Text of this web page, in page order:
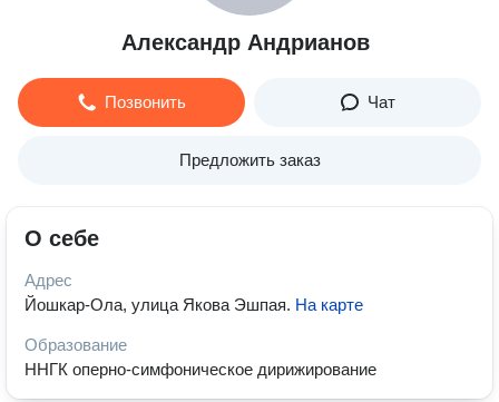
Александр Андрианов
Позвонить Чат
Предложить заказ
О себе
Адрес
Йошкар-Ола, улица Якова Эшпая. На карте
Образование
ННГК оперно-симфоническое дирижирование